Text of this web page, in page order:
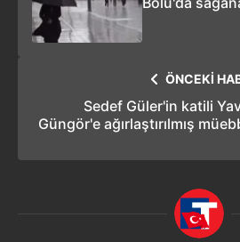
ÖNCEKİ
Sedef Güler'in katili
Güngör'e ağırlaştırılmış